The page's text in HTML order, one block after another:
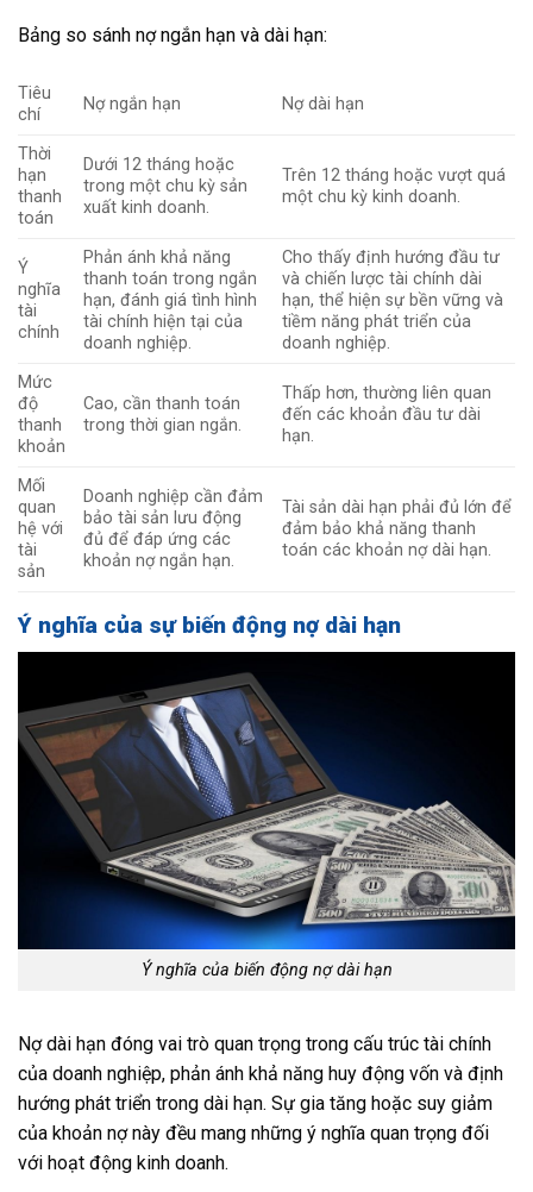
Bảng so sánh nợ ngắn hạn và dài hạn:
Tiêu
chí
Nợ ngắn hạn Nợ dài hạn
Thời
hạn
thanh
toán
Dưới 12 tháng hoặc
trong một chu kỳ sản
xuất kinh doanh.
Trên 12 tháng hoặc vượt quá
một chu kỳ kinh doanh.
Ý
nghĩa
tài
chính
Phản ánh khả năng
thanh toán trong ngắn
hạn, đánh giá tình hình
tài chính hiện tại của
doanh nghiệp.
Cho thấy định hướng đầu tư
và chiến lược tài chính dài
hạn, thể hiện sự bền vững và
tiềm năng phát triển của
doanh nghiệp.
Mức
độ
thanh
khoản
Cao, cần thanh toán
trong thời gian ngắn.
Thấp hơn, thường liên quan
đến các khoản đầu tư dài
hạn.
Mối
quan
hệ với
tài
sản
Doanh nghiệp cần đảm
bảo tài sản lưu động
đủ để đáp ứng các
khoản nợ ngắn hạn.
Tài sản dài hạn phải đủ lớn để
đảm bảo khả năng thanh
toán các khoản nợ dài hạn.
Ý nghĩa của sự biến động nợ dài hạn
Ý nghĩa của biến động nợ dài hạn
Nợ dài hạn đóng vai trò quan trọng trong cấu trúc tài chính
của doanh nghiệp, phản ánh khả năng huy động vốn và định
hướng phát triển trong dài hạn. Sự gia tăng hoặc suy giảm
của khoản nợ này đều mang những ý nghĩa quan trọng đối
với hoạt động kinh doanh.